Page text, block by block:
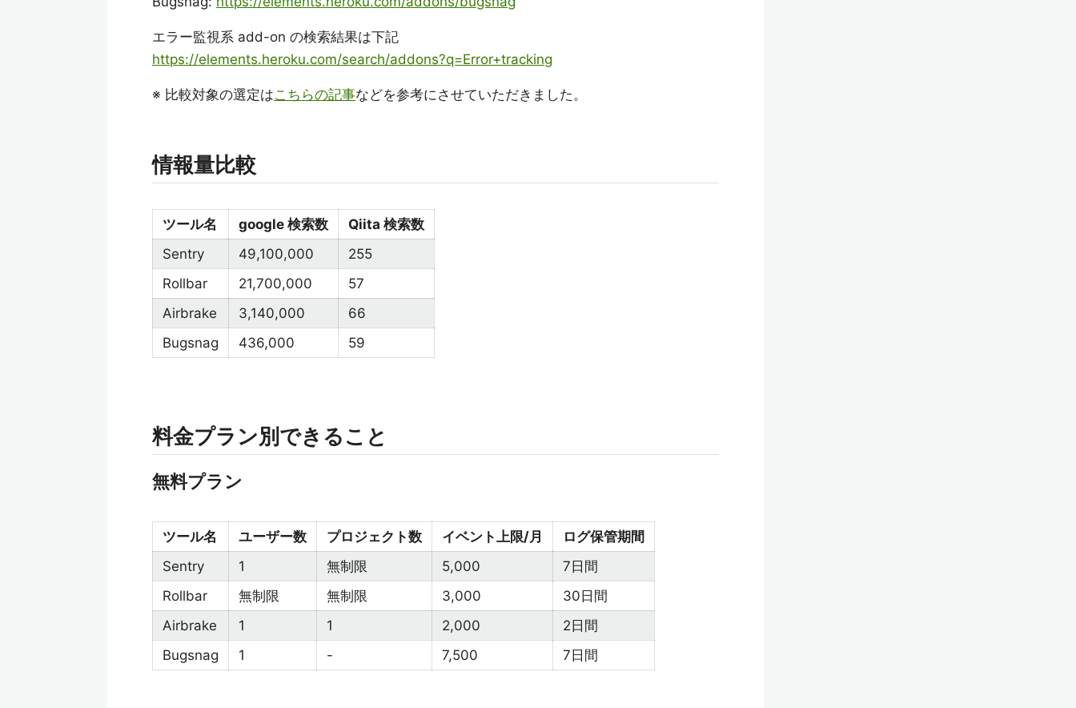
エラー監視系 add-on の検索結果は下記
https://elements.heroku.com/search/addons?q=Error+tracking
※ 比較対象の選定はこちらの記事などを参考にさせていただきました。
情報量比較
ツール名 google 検索数
Qiita 検索数
Sentry
49,100,000
255
Rollbar
21,700,000
57
Airbrake
3,140,000
66
Bugsnag
436,000 59
料金プラン別できること
無料プラン
ツール名 ユーザー数 プロジェクト数 イベント上限/月
ログ保管期間
Sentry
1 無制限 5,000
7日間
Rollbar
無制限 無制限 3,000
30日間
Airbrake
1 1 2,000
2日間
Bugsnag
1 - 7,500 7日間